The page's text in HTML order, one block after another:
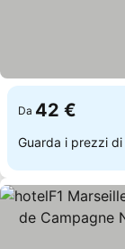
Da 42 €
Guarda i prezzi di